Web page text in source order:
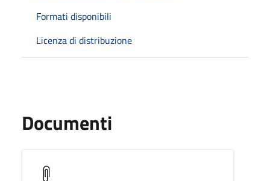
Formati disponibili
Licenza di distribuzione
Documenti